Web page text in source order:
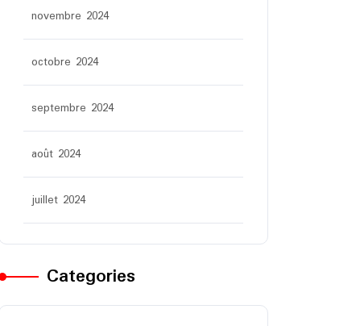
novembre 2024
octobre 2024
septembre 2024
août 2024
juillet 2024
Categories